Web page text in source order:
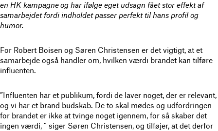
en HK kampagne og har ifølge eget udsagn fået stor effekt af
samarbejdet fordi indholdet passer perfekt til hans profil og
humor.
For Robert Boisen og Søren Christensen er det vigtigt, at et
samarbejde også handler om, hvilken værdi brandet kan tilføre
influenten.
”Influenten har et publikum, fordi de laver noget, der er relevant,
og vi har et brand budskab. De to skal mødes og udfordringen
for brandet er ikke at tvinge noget igennem, for så skaber det
ingen værdi, ” siger Søren Christensen, og tilføjer, at det derfor